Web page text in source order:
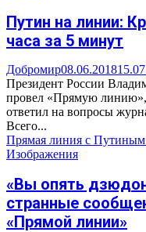
Путин на линии:
часа за 5 минут
Добромир08.06.2018
Президент России
провел «Прямую линию»,
ответил на вопросы
Всего...
Прямая линия с Путиным
Изображения
«Вы опять
странные
«Прямой линии»